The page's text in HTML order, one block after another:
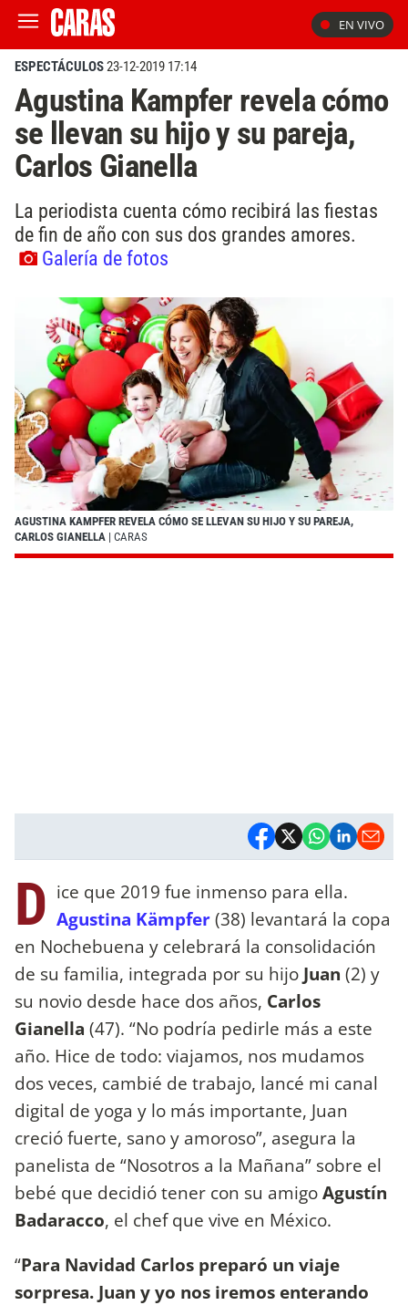
EN VIVO
ESPECTÁCULOS23-12-2019 17:14
Agustina Kampfer revela cómo
se llevan su hijo y su pareja,
Carlos Gianella
La periodista cuenta cómo recibirá las fiestas
de fin de año con sus dos grandes amores.
Galería de fotos
AGUSTINA KAMPFER REVELA CÓMO SE LLEVAN SU HIJO Y SU PAREJA,
CARLOS GIANELLA | CARAS
D ice que 2019 fue inmenso para ella.
Agustina Kämpfer(38) levantará la copa
en Nochebuena y celebrará la consolidación
de su familia, integrada por su hijo Juan (2) y
su novio desde hace dos años, Carlos
Gianella (47). “No podría pedirle más a este
año. Hice de todo: viajamos, nos mudamos
dos veces, cambié de trabajo, lancé mi canal
digital de yoga y lo más importante, Juan
creció fuerte, sano y amoroso”, asegura la
panelista de “Nosotros a la Mañana” sobre el
bebé que decidió tener con su amigoAgustín
Badaracco, el chef que vive en México.
“Para Navidad Carlos preparó un viaje
sorpresa. Juan y yo nos iremos enterando